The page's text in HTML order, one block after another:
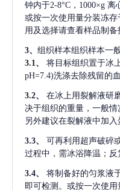
钟内于2-8°C，1000×g 离
或按一次使用量分装冻存
用及选择请查看样品制备
3、 组织样本组织样本一
3.1、
将目标组织置于冰
pH=7.4)洗涤去除残留的
3.2、
在冰上用裂解液研
决于组织的重量，一般情
另外建议在裂解液中加入
3.3、 可再利用超声破碎
过程中，需冰浴降温；反
3.4、 将制备好的匀浆液
即可检测。或按一次使用